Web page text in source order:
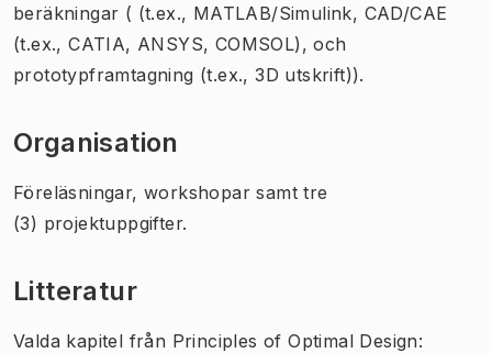
beräkningar ( (t.ex., MATLAB/Simulink, CAD/CAE
(t.ex., CATIA, ANSYS, COMSOL), och
prototypframtagning (t.ex., 3D utskrift)).
Organisation
Föreläsningar, workshopar samt tre
(3) projektuppgifter.
Litteratur
Valda kapitel från Principles of Optimal Design: